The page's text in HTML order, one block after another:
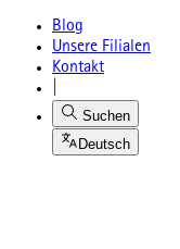
Blog
Unsere Filialen
Kontakt
Suchen
Deutsch